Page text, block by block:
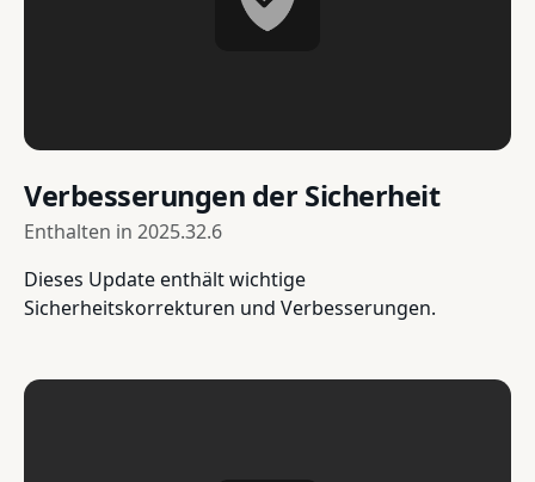
Verbesserungen der Sicherheit
Enthalten in 2025.32.6
Dieses Update enthält wichtige
Sicherheitskorrekturen und Verbesserungen.